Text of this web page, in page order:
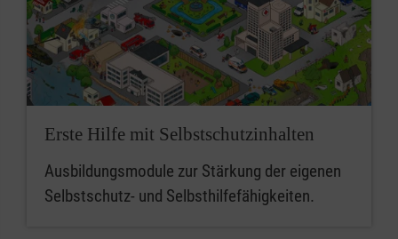
Erste Hilfe mit Selbstschutzinhalten
Ausbildungsmodule zur Stärkung der eigenen
Selbstschutz- und Selbsthilfefähigkeiten.